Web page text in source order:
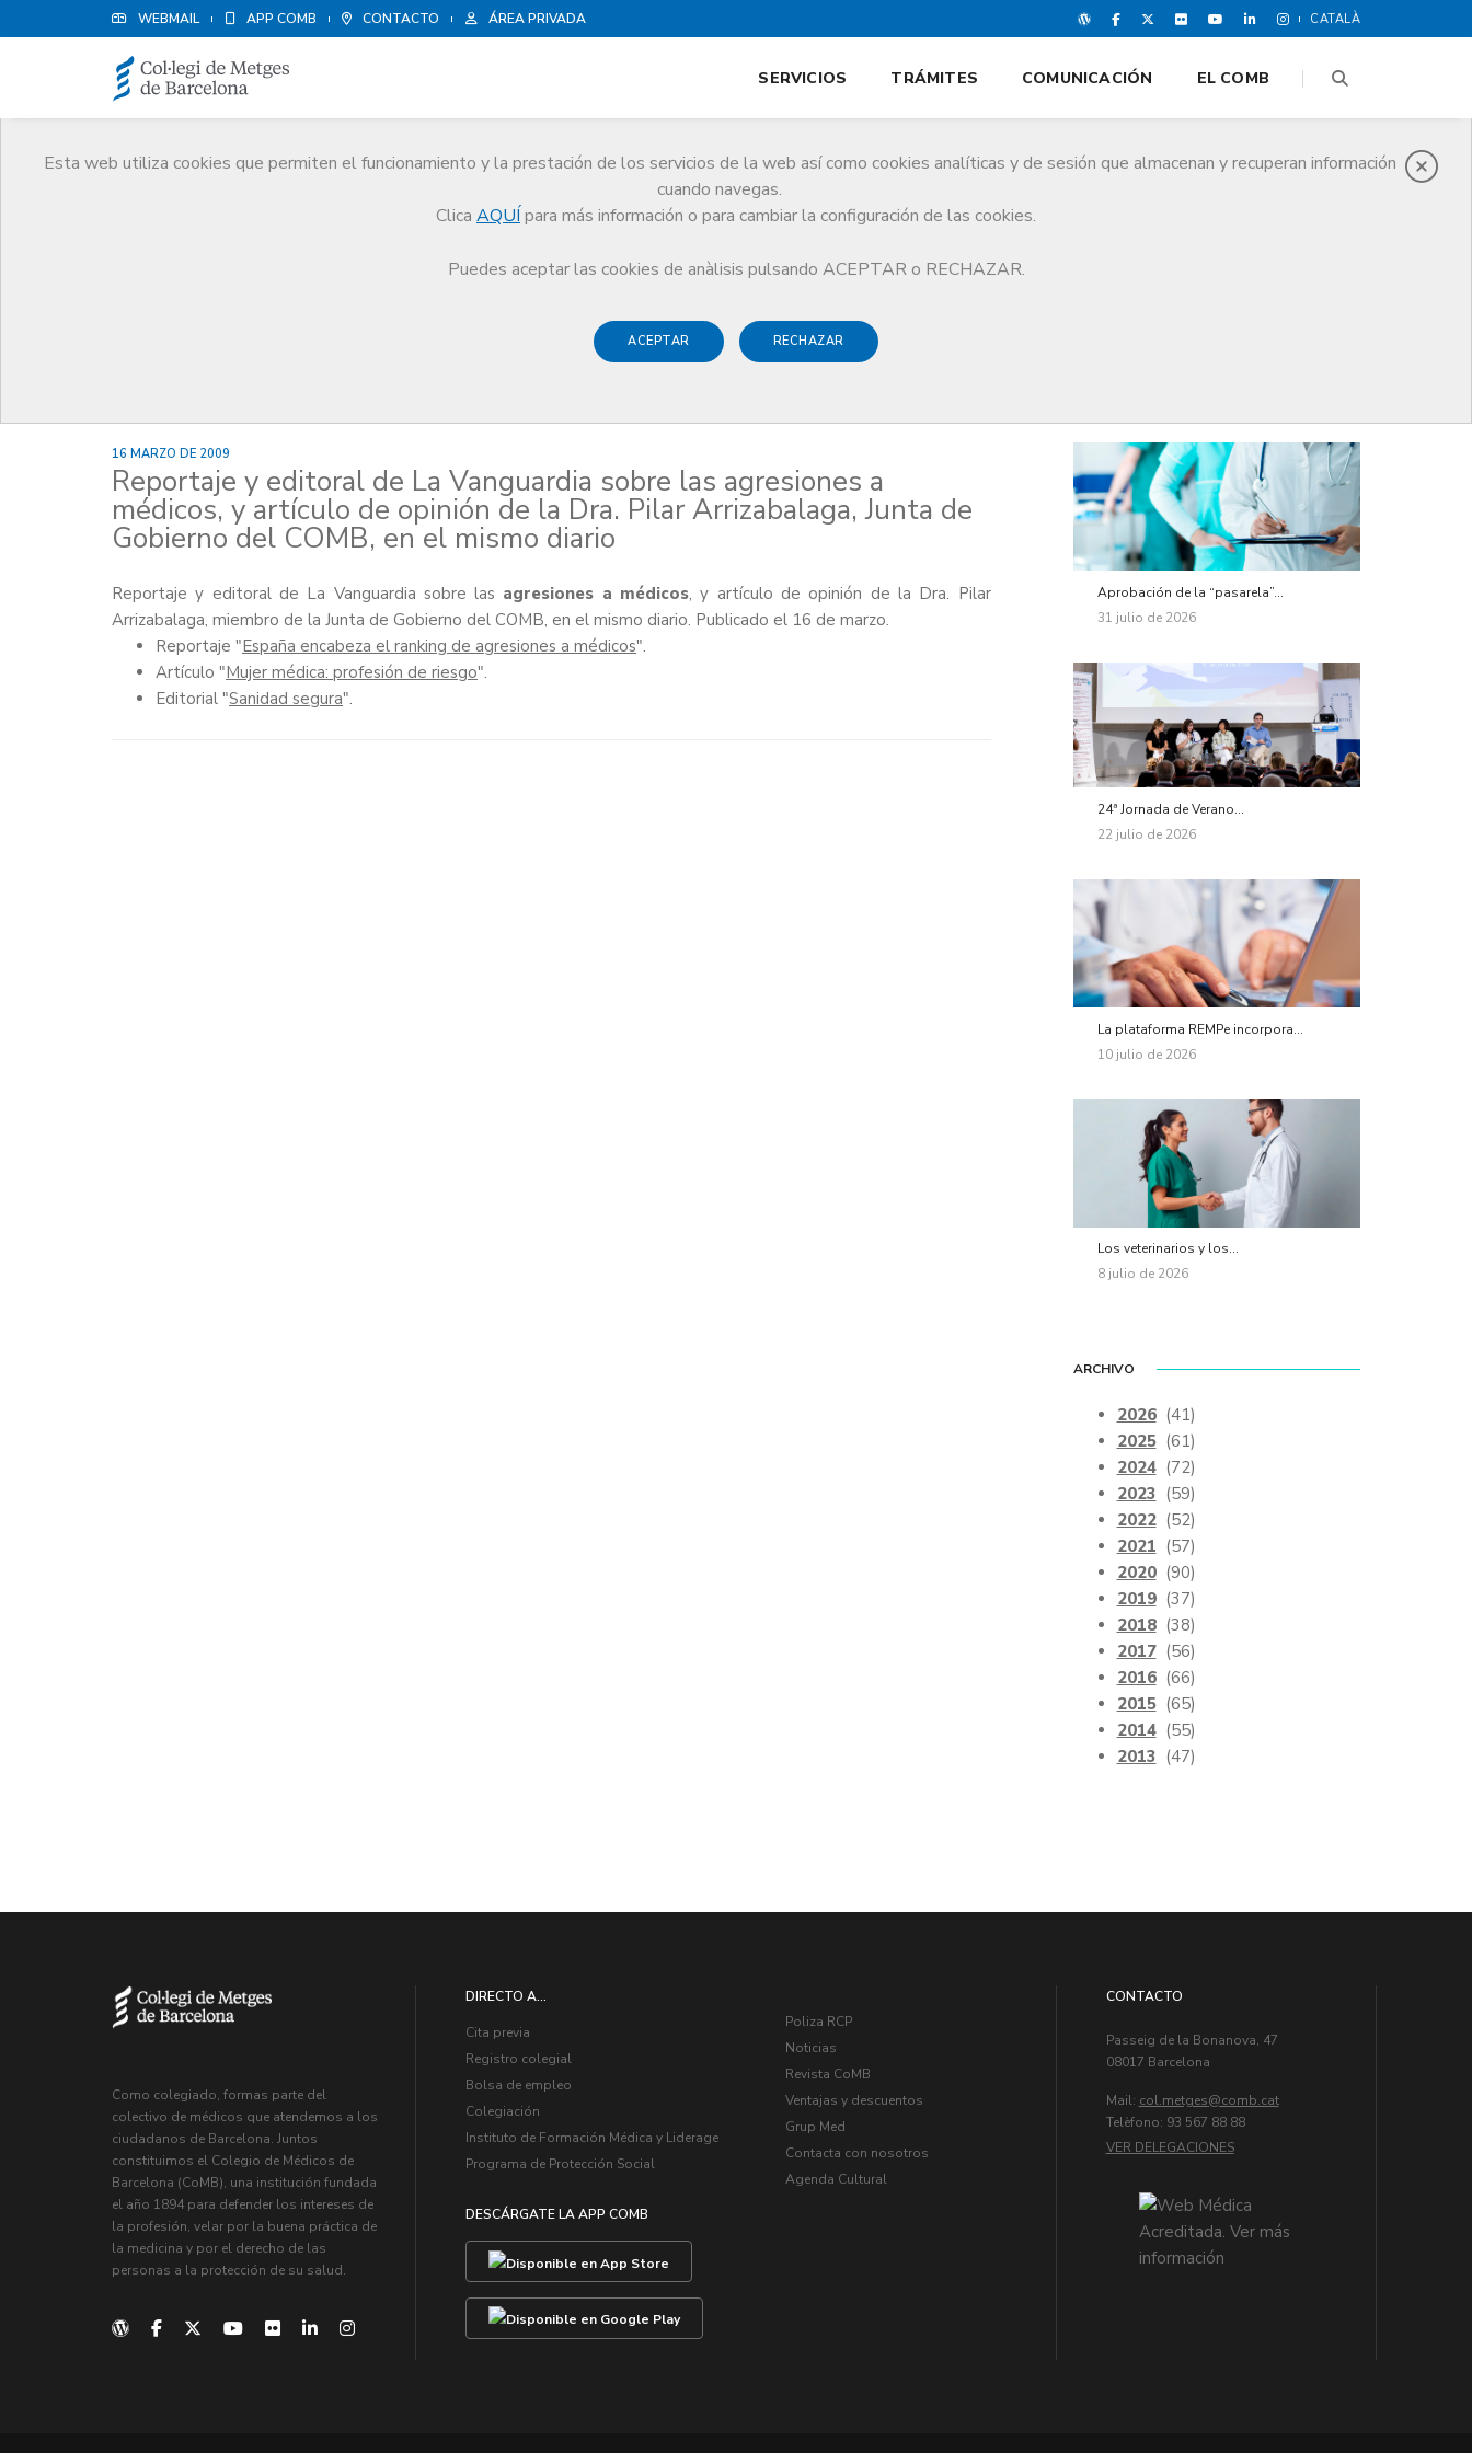
WEBMAIL APP COMB CONTACTO ÁREA PRIVADA CATALÀ
Esta web utiliza cookies que permiten el funcionamiento y la prestación de los servicios de la web así como cookies analíticas y de sesión que almacenan y recuperan información
cuando navegas.
Clica AQUÍ para más información o para cambiar la configuración de las cookies.
Puedes aceptar las cookies de anàlisis pulsando ACEPTAR o RECHAZAR.
ACEPTAR RECHAZAR
SERVICIOS TRÁMITES COMUNICACIÓN EL COMB
16 MARZO DE 2009
Reportaje y editoral de La Vanguardia sobre las agresiones a
médicos, y artículo de opinión de la Dra. Pilar Arrizabalaga, Junta de
Gobierno del COMB, en el mismo diario
Reportaje y editoral de La Vanguardia sobre las agresiones a médicos, y artículo de opinión de la Dra. Pilar
Arrizabalaga, miembro de la Junta de Gobierno del COMB, en el mismo diario. Publicado el 16 de marzo.
Reportaje "España encabeza el ranking de agresiones a médicos".
Artículo "Mujer médica: profesión de riesgo".
Editorial "Sanidad segura".
Aprobación de la “pasarela”...
31 julio de 2026
24ª Jornada de Verano...
22 julio de 2026
La plataforma REMPe incorpora...
10 julio de 2026
Los veterinarios y los...
8 julio de 2026
ARCHIVO
2026 (41)
2025 (61)
2024 (72)
2023 (59)
2022 (52)
2021 (57)
2020 (90)
2019 (37)
2018 (38)
2017 (56)
2016 (66)
2015 (65)
2014 (55)
2013 (47)
Como colegiado, formas parte del
colectivo de médicos que atendemos a los
ciudadanos de Barcelona. Juntos
constituimos el Colegio de Médicos de
Barcelona (CoMB), una institución fundada
el año 1894 para defender los intereses de
la profesión, velar por la buena práctica de
la medicina y por el derecho de las
personas a la protección de su salud.
DIRECTO A...
Cita previa
Registro colegial
Bolsa de empleo
Colegiación
Instituto de Formación Médica y Liderage
Programa de Protección Social
DESCÁRGATE LA APP COMB
Poliza RCP
Noticias
Revista CoMB
Ventajas y descuentos
Grup Med
Contacta con nosotros
Agenda Cultural
CONTACTO
Passeig de la Bonanova, 47
08017 Barcelona
Mail: col.metges
Telèfono: 93 567 88 88
VER DELEGACIONES